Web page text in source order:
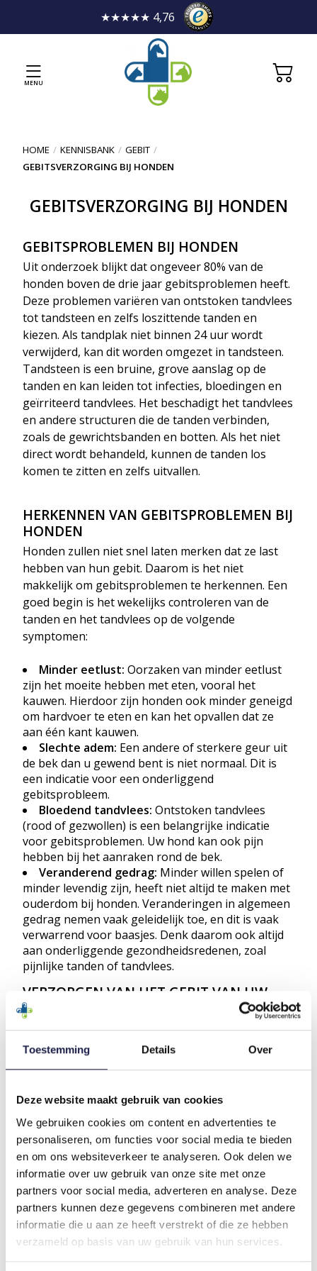
Toestemming Details Over
Deze website maakt gebruik van cookies
We gebruiken cookies om content en advertenties te
personaliseren, om functies voor social media te bieden
en om ons websiteverkeer te analyseren. Ook delen we
informatie over uw gebruik van onze site met onze
partners voor social media, adverteren en analyse. Deze
partners kunnen deze gegevens combineren met andere
informatie die u aan ze heeft verstrekt of die ze hebben
verzameld op basis van uw gebruik van hun services.
★★★★★ 4,76
MENU
HOME / KENNISBANK / GEBIT /
GEBITSVERZORGING BIJ HONDEN
GEBITSVERZORGING BIJ HONDEN
GEBITSPROBLEMEN BIJ HONDEN
Uit onderzoek blijkt dat ongeveer 80% van de
honden boven de drie jaar gebitsproblemen heeft.
Deze problemen variëren van ontstoken tandvlees
tot tandsteen en zelfs loszittende tanden en
kiezen. Als tandplak niet binnen 24 uur wordt
verwijderd, kan dit worden omgezet in tandsteen.
Tandsteen is een bruine, grove aanslag op de
tanden en kan leiden tot infecties, bloedingen en
geïrriteerd tandvlees. Het beschadigt het tandvlees
en andere structuren die de tanden verbinden,
zoals de gewrichtsbanden en botten. Als het niet
direct wordt behandeld, kunnen de tanden los
komen te zitten en zelfs uitvallen.
HERKENNEN VAN GEBITSPROBLEMEN BIJ
HONDEN
Honden zullen niet snel laten merken dat ze last
hebben van hun gebit. Daarom is het niet
makkelijk om gebitsproblemen te herkennen. Een
goed begin is het wekelijks controleren van de
tanden en het tandvlees op de volgende
symptomen:
Minder eetlust: Oorzaken van minder eetlust
zijn het moeite hebben met eten, vooral het
kauwen. Hierdoor zijn honden ook minder geneigd
om hardvoer te eten en kan het opvallen dat ze
aan één kant kauwen.
Slechte adem: Een andere of sterkere geur uit
de bek dan u gewend bent is niet normaal. Dit is
een indicatie voor een onderliggend
gebitsprobleem.
Bloedend tandvlees: Ontstoken tandvlees
(rood of gezwollen) is een belangrijke indicatie
voor gebitsproblemen. Uw hond kan ook pijn
hebben bij het aanraken rond de bek.
Veranderend gedrag: Minder willen spelen of
minder levendig zijn, heeft niet altijd te maken met
ouderdom bij honden. Veranderingen in algemeen
gedrag nemen vaak geleidelijk toe, en dit is vaak
verwarrend voor baasjes. Denk daarom ook altijd
aan onderliggende gezondheidsredenen, zoal
pijnlijke tanden of tandvlees.
VERZORGEN VAN HET GEBIT VAN UW
HOND
Voor een goede gebitsverzorging van uw hond is
een dagelijkse routine essentieel. Tandenpoetsen
gaan. Het geleidelijk introduceren van
poetsbeurt zelf leuk gaat vinden. Daarbij geldt ook
'jong geleerd, is oud gedaan' en kan het geen
kwaad om vroeg te beginnen met het poetsen van
de tanden van uw hond. Het is ook mogelijk om
verschillende methodes te combineren. Zo zijn er
ook gebitsverzorgende snacks van bijvoorbeeld
VeggieDent en kan een smakelijke vloeistof aan
het drinkwater worden toegevoegd om tandplak,
tandsteen en een slechte adem tegen te gaan.